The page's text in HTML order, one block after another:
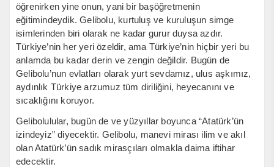
öğrenirken yine onun, yani bir başöğretmenin
eğitimindeydik. Gelibolu, kurtuluş ve kuruluşun simge
isimlerinden biri olarak ne kadar gurur duysa azdır.
Türkiye’nin her yeri özeldir, ama Türkiye’nin hiçbir yeri bu
anlamda bu kadar derin ve zengin değildir. Bugün de
Gelibolu’nun evlatları olarak yurt sevdamız, ulus aşkımız,
aydınlık Türkiye arzumuz tüm diriliğini, heyecanını ve
sıcaklığını koruyor.
Gelibolulular, bugün de ve yüzyıllar boyunca “Atatürk’ün
izindeyiz” diyecektir. Gelibolu, manevi mirası ilim ve akıl
olan Atatürk’ün sadık mirasçıları olmakla daima iftihar
edecektir.